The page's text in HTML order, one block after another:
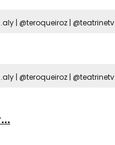
| @teroqueiroz | @teatrinetv
| @teroqueiroz | @teatrinetv